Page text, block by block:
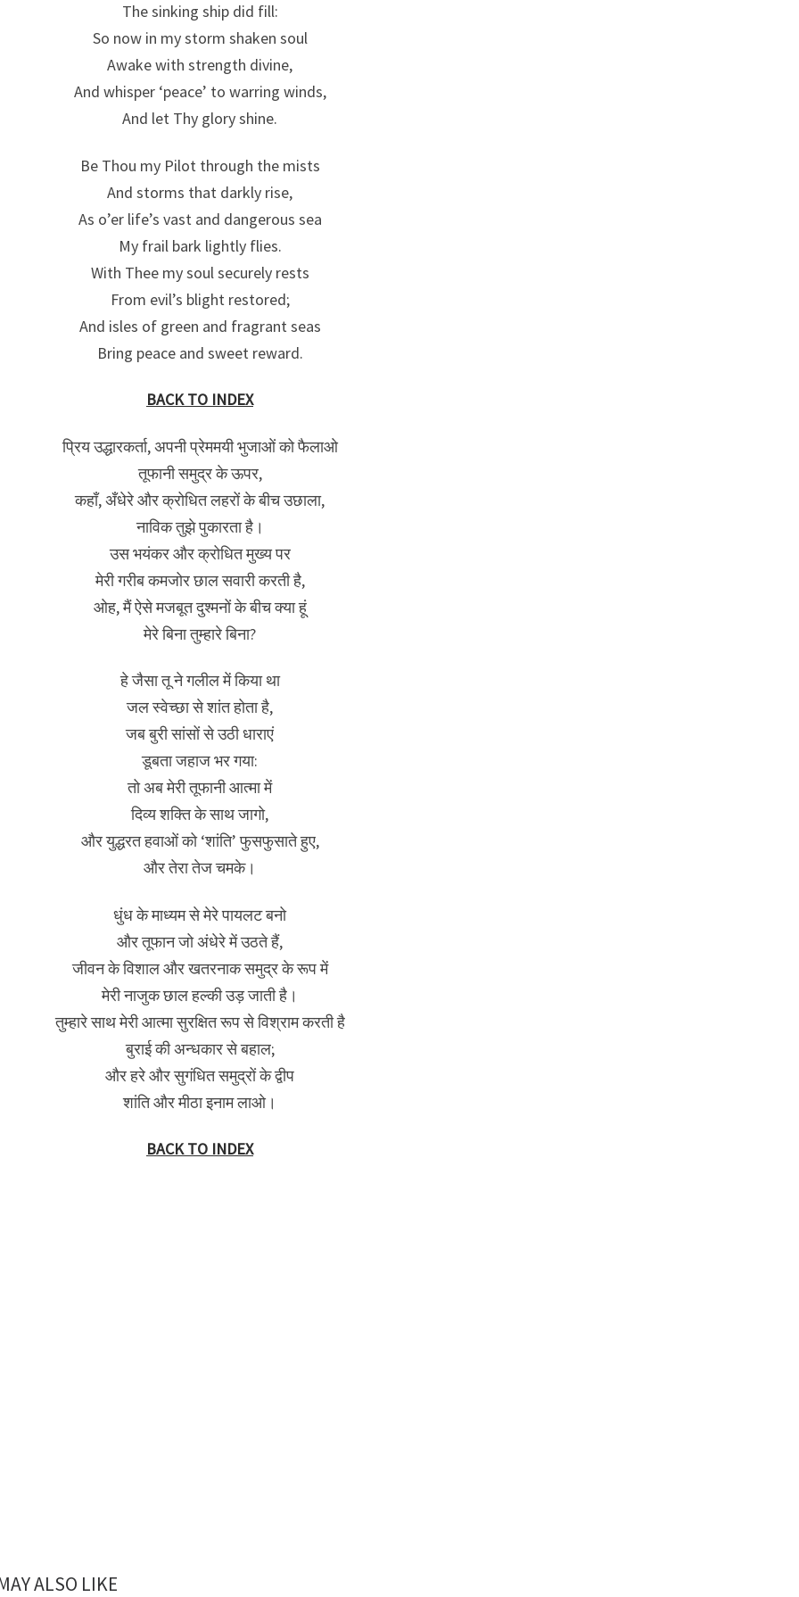
The sinking ship did fill:
So now in my storm shaken soul
Awake with strength divine,
And whisper ‘peace’ to warring winds,
And let Thy glory shine.
Be Thou my Pilot through the mists
And storms that darkly rise,
As o’er life’s vast and dangerous sea
My frail bark lightly flies.
With Thee my soul securely rests
From evil’s blight restored;
And isles of green and fragrant seas
Bring peace and sweet reward.
BACK TO INDEX
प्रिय उद्धारकर्ता, अपनी प्रेममयी भुजाओं को फैलाओ
तूफानी समुद्र के ऊपर,
कहाँ, अँधेरे और क्रोधित लहरों के बीच उछाला,
नाविक तुझे पुकारता है।
उस भयंकर और क्रोधित मुख्य पर
मेरी गरीब कमजोर छाल सवारी करती है,
ओह, मैं ऐसे मजबूत दुश्मनों के बीच क्या हूं
मेरे बिना तुम्हारे बिना?
हे जैसा तू ने गलील में किया था
जल स्वेच्छा से शांत होता है,
जब बुरी सांसों से उठी धाराएं
डूबता जहाज भर गया:
तो अब मेरी तूफानी आत्मा में
दिव्य शक्ति के साथ जागो,
और युद्धरत हवाओं को ‘शांति’ फुसफुसाते हुए,
और तेरा तेज चमके।
धुंध के माध्यम से मेरे पायलट बनो
और तूफान जो अंधेरे में उठते हैं,
जीवन के विशाल और खतरनाक समुद्र के रूप में
मेरी नाजुक छाल हल्की उड़ जाती है।
तुम्हारे साथ मेरी आत्मा सुरक्षित रूप से विश्राम करती है
बुराई की अन्धकार से बहाल;
और हरे और सुगंधित समुद्रों के द्वीप
शांति और मीठा इनाम लाओ।
BACK TO INDEX
ALSO LIKE